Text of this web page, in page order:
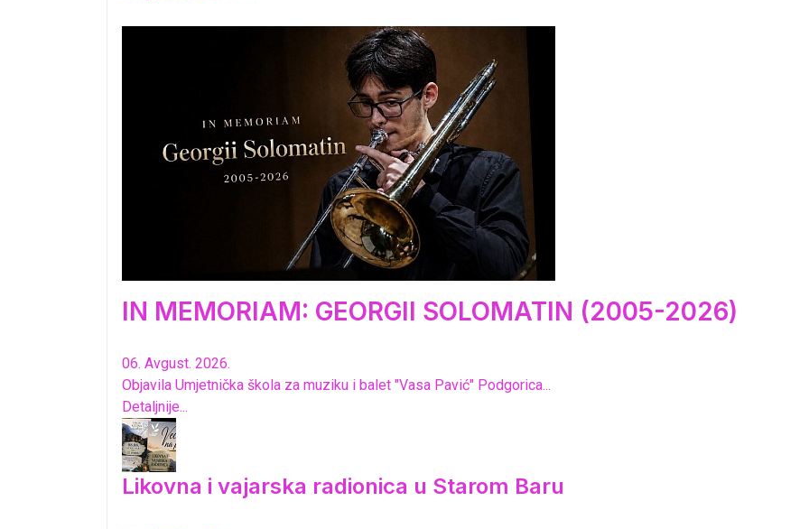
IN MEMORIAM: GEORGII SOLOMATIN (2005-2026)
06. Avgust. 2026.
Objavila Umjetnička škola za muziku i balet "Vasa Pavić" Podgorica...
Detaljnije...
Likovna i vajarska radionica u Starom Baru